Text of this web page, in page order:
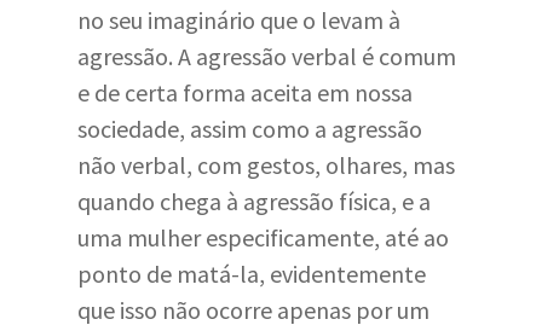
no seu imaginário que o levam à
agressão. A agressão verbal é comum
e de certa forma aceita em nossa
sociedade, assim como a agressão
não verbal, com gestos, olhares, mas
quando chega à agressão física, e a
uma mulher especificamente, até ao
ponto de matá-la, evidentemente
que isso não ocorre apenas por um